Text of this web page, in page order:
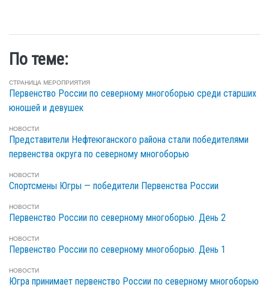
По теме:
СТРАНИЦА МЕРОПРИЯТИЯ
Первенство России по северному многоборью среди старших
юношей и девушек
НОВОСТИ
Представители Нефтеюганского района стали победителями
первенства округа по северному многоборью
НОВОСТИ
Спортсмены Югры — победители Первенства России
НОВОСТИ
Первенство России по северному многоборью. День 2
НОВОСТИ
Первенство России по северному многоборью. День 1
НОВОСТИ
Югра принимает первенство России по северному многоборью